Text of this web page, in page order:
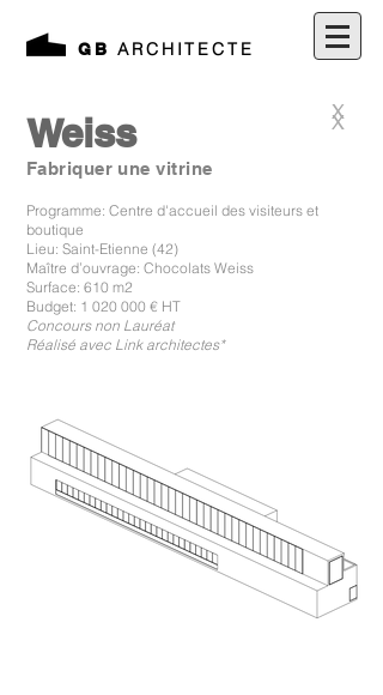
GBARCHITECTE
X
Weiss
Fabriquer une vitrine
X
Programme: Centre d'accueil des visiteurs et
boutique
Lieu: Saint-Etienne (42)
Maître d’ouvrage: Chocolats Weiss
Surface: 610 m2
Budget: 1 020 000 € HT
Concours non Lauréat
Réalisé avec Link architectes*